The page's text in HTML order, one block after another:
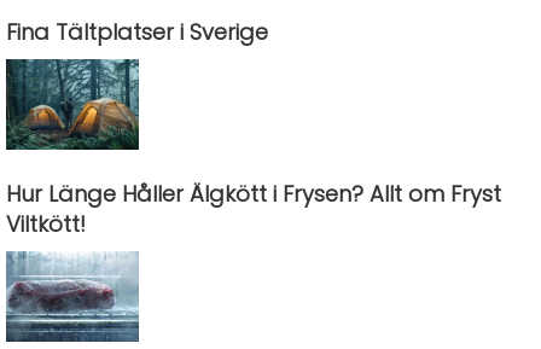
Fina Tältplatser i Sverige
Hur Länge Håller Älgkött i Frysen? Allt om Fryst
Viltkött!